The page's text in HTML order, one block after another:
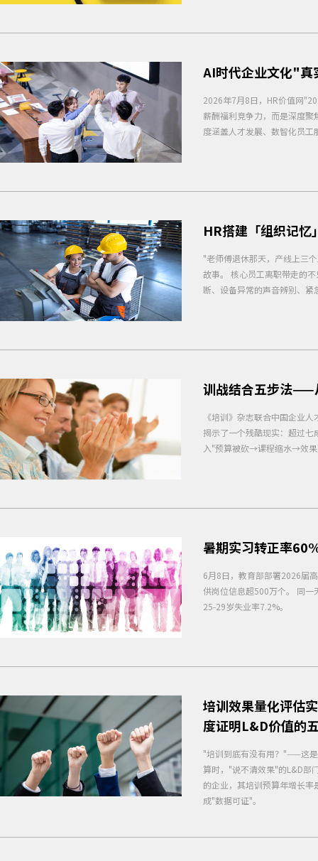
AI时代企业文化"真
2026年7月8日，HR价值网
薪酬福利竞争力，而是深度
度涵盖人才发展、数智化员工
HR搭建「组织记
"老师傅退休那天，产线上三
故事。 核心员工离职带走的
断、设备异常的声音辨别、紧
训战结合五步法
《培训》杂志联合中国企业
揭示了一个残酷现实：超过
入"预算被砍→课程缩水→效
暑期实习转正率
6月8日，教育部部署2026届
供岗位信息超500万个。 同
25-29岁失业率7.2%。
培训效果量化评估
度证明L&D价值的
"培训到底有没有用？"——这
算时，"说不清效果"的L&D部
的企业，其培训预算年增长
成"数据可证"。